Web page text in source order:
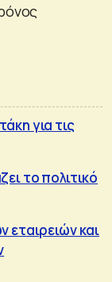
για τις
το πολιτικό
εταιρειών και